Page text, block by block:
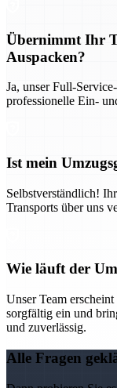
Übernimmt Ihr
Auspacken?
Ja, unser Full-
professionelle Ein-
Ist mein
Selbstverständlich!
Transports über uns
Wie läuft der
Unser Team
sorgfältig ein und
und zuverlässig.
Alle Fragen